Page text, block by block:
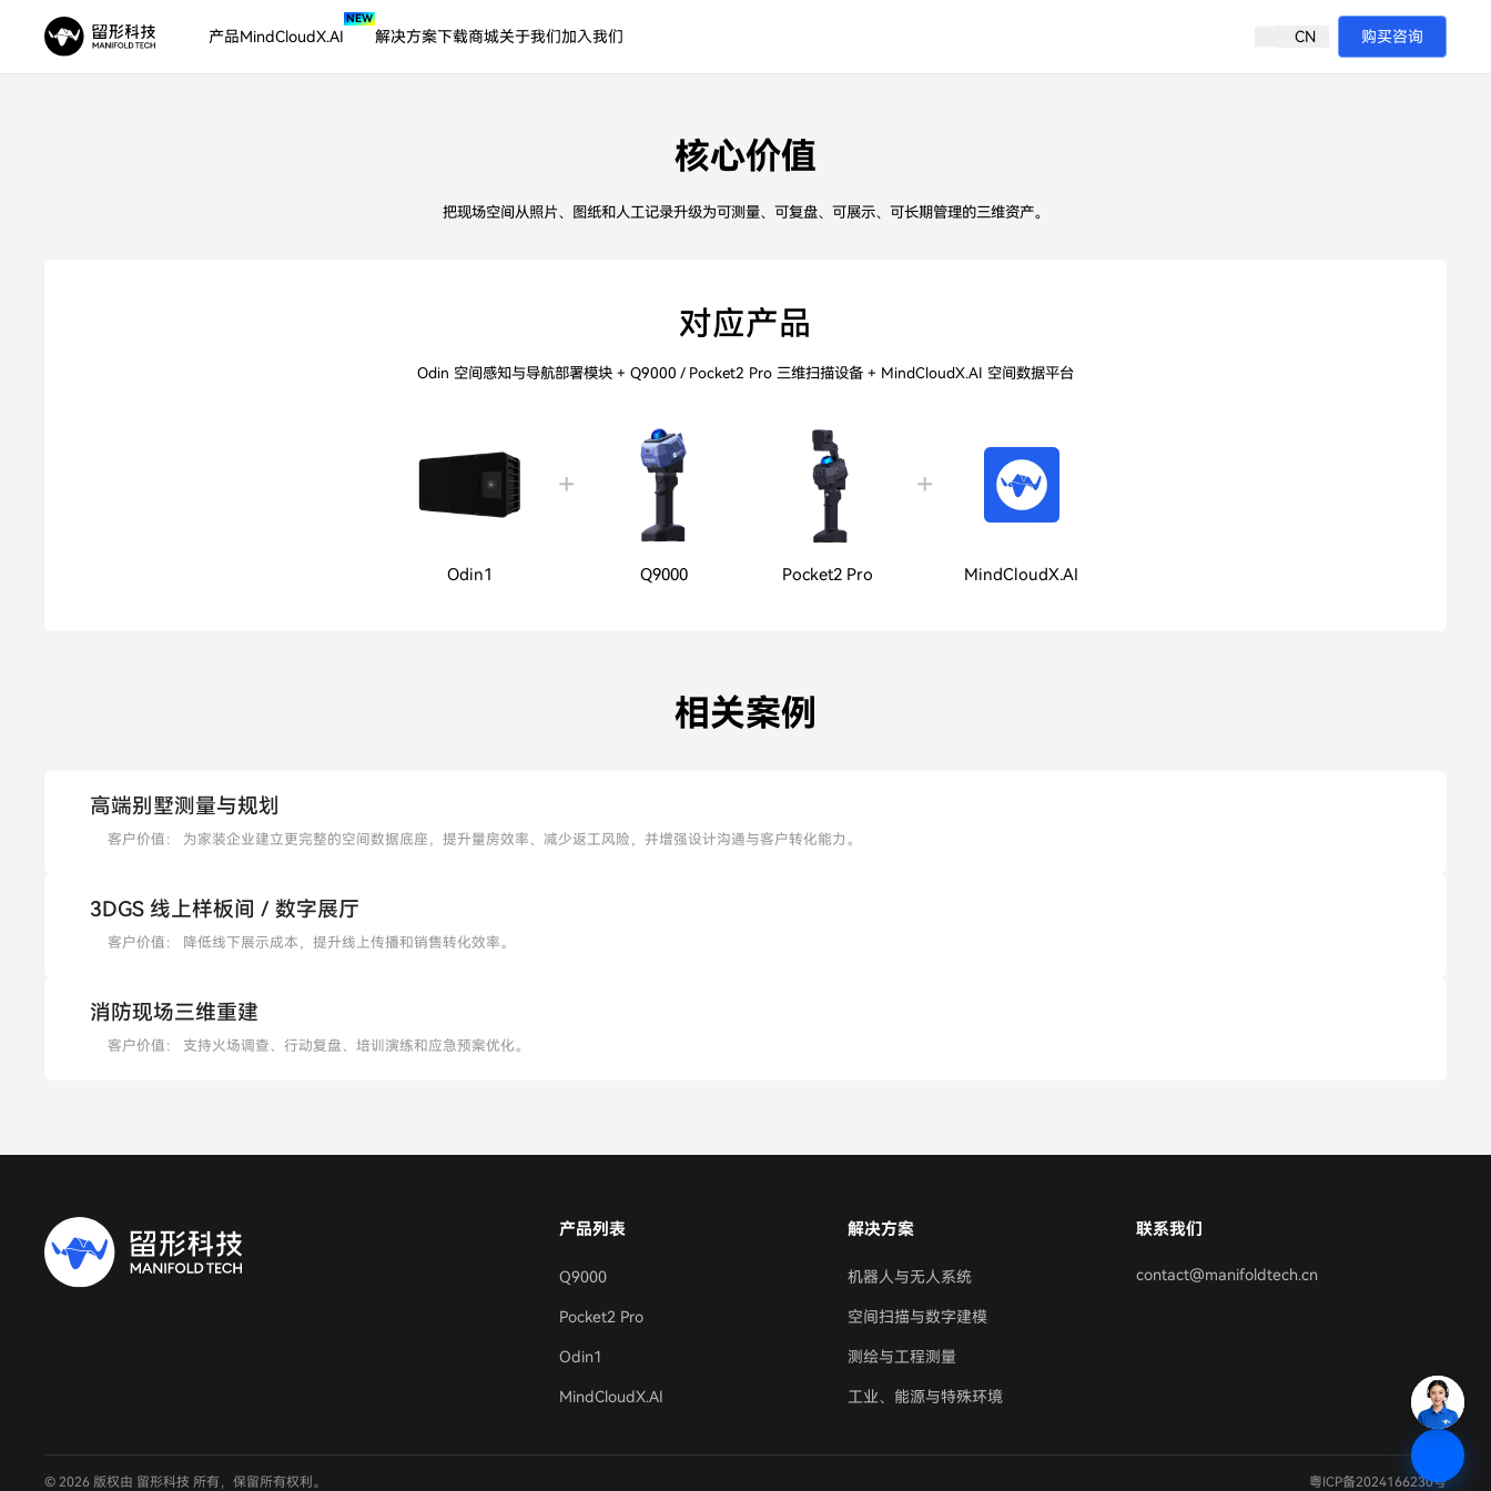
产品MindCloudX.AI
NEW
解决方案下载商城关于我们加入我们 CN 购买咨询
核心价值
把现场空间从照片、图纸和人工记录升级为可测量、可复盘、可展示、可长期管理的三维资产。
对应产品
Odin 空间感知与导航部署模块 + Q9000 / Pocket2 Pro 三维扫描设备 + MindCloudX.AI 空间数据平台
Odin1
+
Q9000 Pocket2 Pro
+
MindCloudX.AI
相关案例
高端别墅测量与规划
客户价值： 为家装企业建立更完整的空间数据底座，提升量房效率、减少返工风险，并增强设计沟通与客户转化能力。
3DGS 线上样板间 / 数字展厅
客户价值： 降低线下展示成本，提升线上传播和销售转化效率。
消防现场三维重建
客户价值： 支持火场调查、行动复盘、培训演练和应急预案优化。
产品列表
Q9000
Pocket2 Pro
Odin1
MindCloudX.AI
解决方案
机器人与无人系统
空间扫描与数字建模
测绘与工程测量
工业、能源与特殊环境
联系我们
contact@manifoldtech.cn
© 2026 版权由 留形科技 所有，保留所有权利。 粤ICP备2024166230号